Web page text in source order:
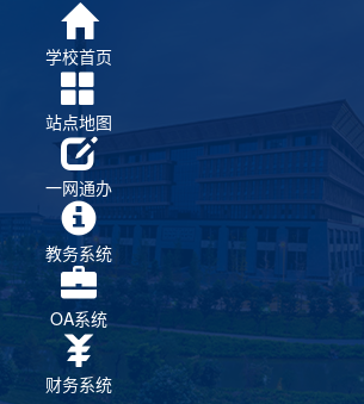
学校首页
站点地图
一网通办
教务系统
OA系统
财务系统